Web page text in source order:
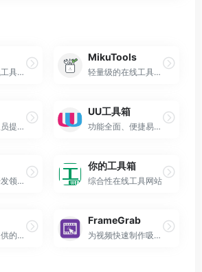
提供免费在线工具集合的网站
MikuTools
轻量级的在线工具集合网站
为开发设计人员提供在线工具，网址导航
UU工具箱
功能全面、便捷易用的免费在线工具箱网站
编程与软件开发领域的专业技术平台
你的工具箱
综合性在线工具网站
为开发人员提供的便捷在线工具集合
FrameGrab
为视频快速制作吸睛预览图和封面图